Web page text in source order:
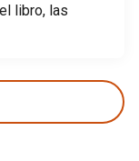
libro, las